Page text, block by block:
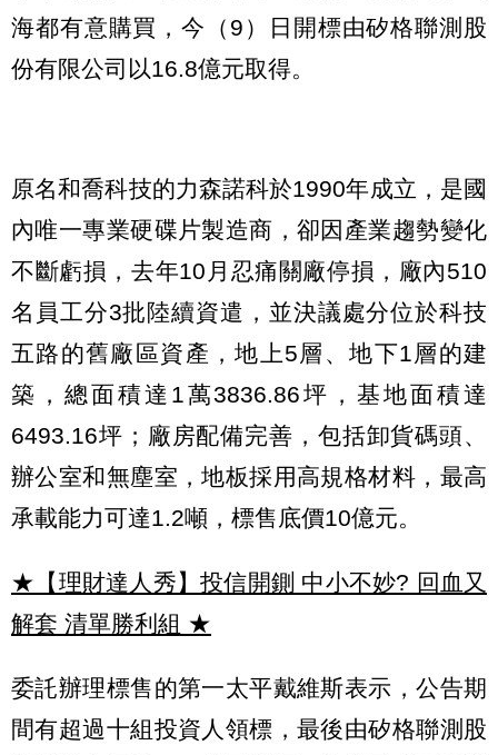
海都有意購買，今（9）日開標由矽格聯測股
份有限公司以16.8億元取得。
原名和喬科技的力森諾科於1990年成立，是國
內唯一專業硬碟片製造商，卻因產業趨勢變化
不斷虧損，去年10月忍痛關廠停損，廠內510
名員工分3批陸續資遣，並決議處分位於科技
五路的舊廠區資產，地上5層、地下1層的建
築，總面積達1萬3836.86坪，基地面積達
6493.16坪；廠房配備完善，包括卸貨碼頭、
辦公室和無塵室，地板採用高規格材料，最高
承載能力可達1.2噸，標售底價10億元。
★【理財達人秀】投信開鍘 中小不妙? 回血又
解套 清單勝利組 ★
委託辦理標售的第一太平戴維斯表示，公告期
間有超過十組投資人領標，最後由矽格聯測股